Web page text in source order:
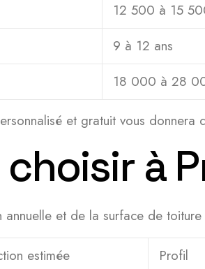
12 500 à 15
9 à 12 ans
18 000 à 28
et gratuit vous donnera
à
et de la surface de
estimée
Profil